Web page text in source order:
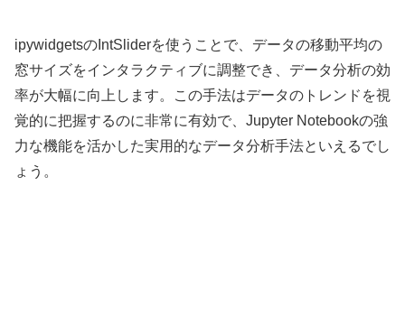
ipywidgetsのIntSliderを使うことで、データの移動平均の
窓サイズをインタラクティブに調整でき、データ分析の効
率が大幅に向上します。この手法はデータのトレンドを視
覚的に把握するのに非常に有効で、Jupyter Notebookの強
力な機能を活かした実用的なデータ分析手法といえるでし
ょう。